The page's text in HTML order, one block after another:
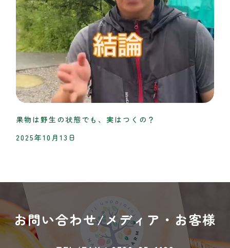
果物は野生の状態でも、実はつくの？
2025年10月13日
お問い合わせ/メディア・お客様